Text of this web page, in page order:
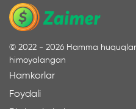
© 2022 - 2026 Hamma huquqlar
himoyalangan
Hamkorlar
Foydali